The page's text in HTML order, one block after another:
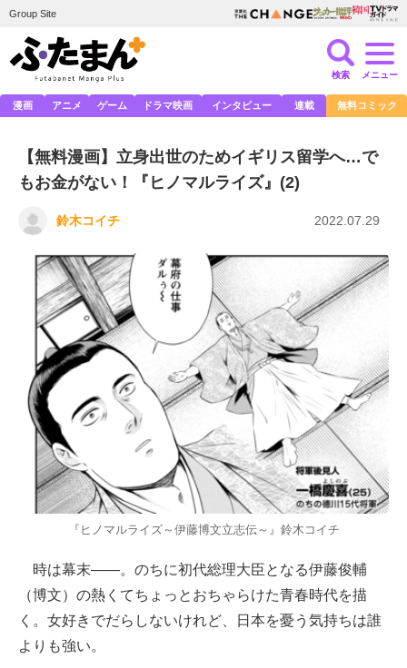
Group Site
検索 メニュー
漫画 アニメ ゲーム ドラマ映画 インタビュー 連載 無料コミック
【無料漫画】立身出世のためイギリス留学へ…で
もお金がない！『ヒノマルライズ』(2)
鈴木コイチ 2022.07.29
『ヒノマルライズ～伊藤博文立志伝～』鈴木コイチ
時は幕末――。のちに初代総理大臣となる伊藤俊輔
（博文）の熱くてちょっとおちゃらけた青春時代を描
く。女好きでだらしないけれど、日本を憂う気持ちは誰
よりも強い。